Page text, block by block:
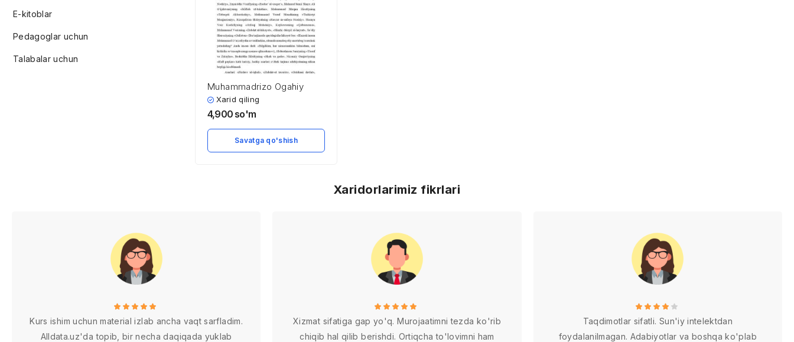
E-kitoblar
Pedagoglar uchun
Talabalar uchun
Muhammadrizo Ogahiy
Xarid qiling
4,900 so'm
Savatga qo'shish
Xaridorlarimiz fikrlari
Kurs ishim uchun material izlab ancha vaqt sarfladim.
Alldata.uz'da topib, bir necha daqiqada yuklab
Xizmat sifatiga gap yo'q. Murojaatimni tezda ko'rib
chiqib hal qilib berishdi. Ortiqcha to'lovimni ham
Taqdimotlar sifatli. Sun'iy intelektdan
foydalanilmagan. Adabiyotlar va boshqa ko'plab